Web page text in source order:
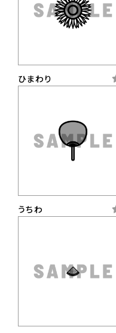
ひまわり
うちわ